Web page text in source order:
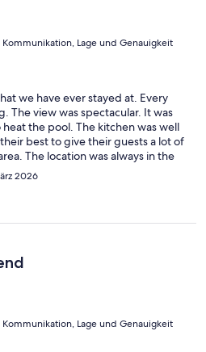
Lage und Genauigkeit
we have ever stayed at. Every
The view was spectacular. It was
the pool. The kitchen was well
best to give their guests a lot of
The location was always in the
around the island. Also the
desired. The island of Madeira
2026
Lage und Genauigkeit